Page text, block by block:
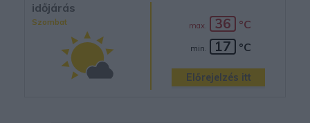
időjárás
Szombat max. 36 °C
min. 17 °C
Előrejelzés itt